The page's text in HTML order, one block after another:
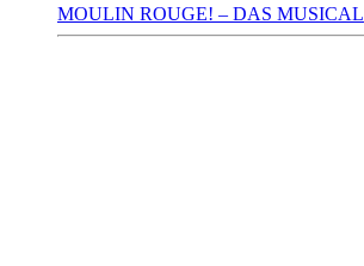
MOULIN ROUGE! – DAS MUSICAL